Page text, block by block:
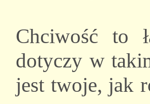
Chciwość to
dotyczy w
jest twoje, jak